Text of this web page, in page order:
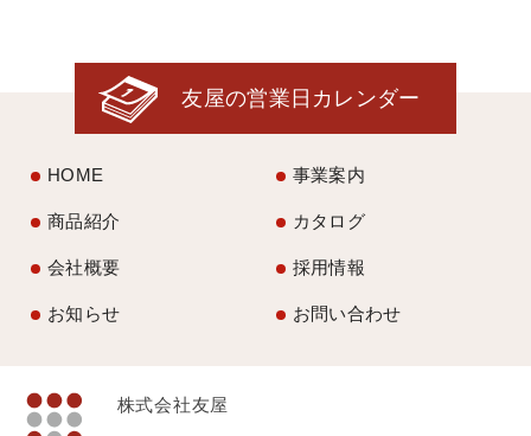
友屋の営業日カレンダー
HOME 事業案内
商品紹介 カタログ
会社概要 採用情報
お知らせ お問い合わせ
株式会社友屋